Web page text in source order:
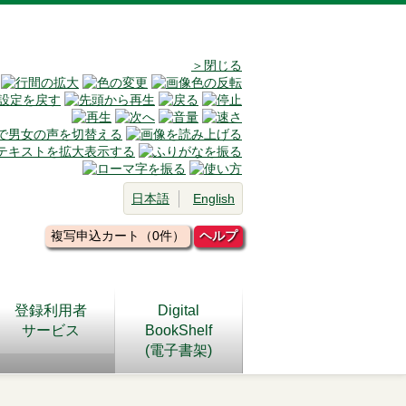
＞閉じる
日本語 English
複写申込カート（0件） ヘルプ
登録利用者
サービス
Digital
BookShelf
(電子書架)